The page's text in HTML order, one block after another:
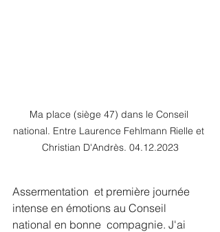
Ma place (siège 47) dans le Conseil
national. Entre Laurence Fehlmann Rielle et
Christian D'Andrès. 04.12.2023
Assermentation  et première journée
intense en émotions au Conseil
national en bonne  compagnie. J'ai